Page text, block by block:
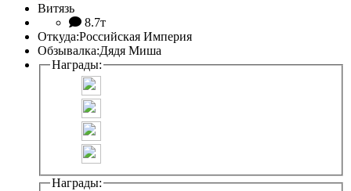
Витязь
8.7т
Откуда:Российская Империя
Обзывалка:Дядя Миша
Награды:
Награды: